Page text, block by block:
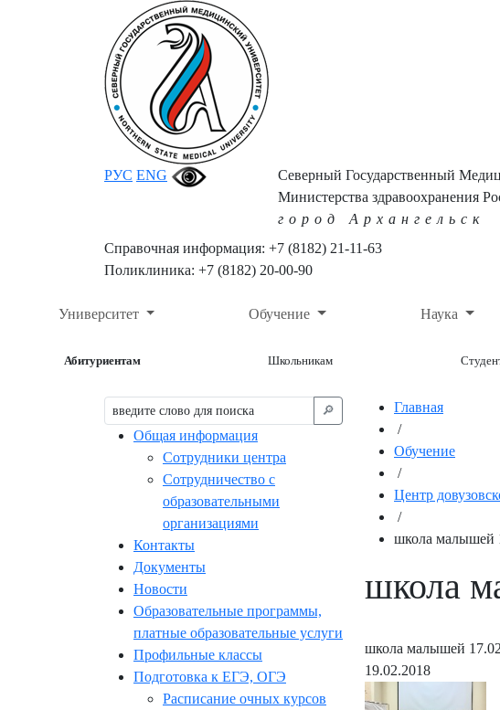
РУС ENG
Северный Государственный
Министерства здравоохранения
город Архангельск
Справочная информация: +7 (8182) 21-11-63
Поликлиника: +7 (8182) 20-00-90
Университет Обучение Наука
Абитуриентам Школьникам
🔎︎
Общая информация
Сотрудники центра
Сотрудничество с
образовательными
организациями
Контакты
Документы
Новости
Образовательные программы,
платные образовательные услуги
Профильные классы
Подготовка к ЕГЭ, ОГЭ
Расписание очных курсов
Главная
/
Обучение
/
Центр
/
школа малышей
школа
школа малышей
19.02.2018